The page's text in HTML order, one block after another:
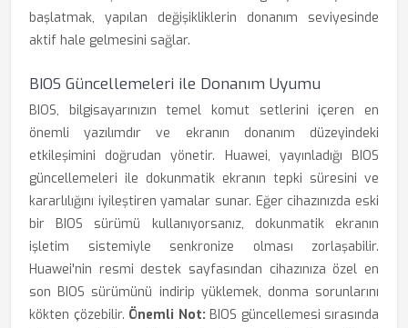
başlatmak, yapılan değişikliklerin donanım seviyesinde
aktif hale gelmesini sağlar.
BIOS Güncellemeleri ile Donanım Uyumu
BIOS, bilgisayarınızın temel komut setlerini içeren en
önemli yazılımdır ve ekranın donanım düzeyindeki
etkileşimini doğrudan yönetir. Huawei, yayınladığı BIOS
güncellemeleri ile dokunmatik ekranın tepki süresini ve
kararlılığını iyileştiren yamalar sunar. Eğer cihazınızda eski
bir BIOS sürümü kullanıyorsanız, dokunmatik ekranın
işletim sistemiyle senkronize olması zorlaşabilir.
Huawei'nin resmi destek sayfasından cihazınıza özel en
son BIOS sürümünü indirip yüklemek, donma sorunlarını
kökten çözebilir. Önemli Not: BIOS güncellemesi sırasında